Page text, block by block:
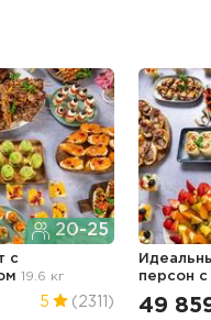
20-25
с
19.6 кг
5 (2311)
персон
49